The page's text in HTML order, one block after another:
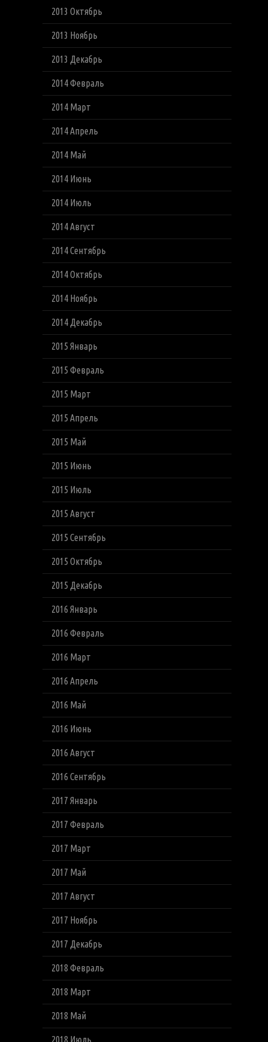
2013 Октябрь
2013 Ноябрь
2013 Декабрь
2014 Февраль
2014 Март
2014 Апрель
2014 Май
2014 Июнь
2014 Июль
2014 Август
2014 Сентябрь
2014 Октябрь
2014 Ноябрь
2014 Декабрь
2015 Январь
2015 Февраль
2015 Март
2015 Апрель
2015 Май
2015 Июнь
2015 Июль
2015 Август
2015 Сентябрь
2015 Октябрь
2015 Декабрь
2016 Январь
2016 Февраль
2016 Март
2016 Апрель
2016 Май
2016 Июнь
2016 Август
2016 Сентябрь
2017 Январь
2017 Февраль
2017 Март
2017 Май
2017 Август
2017 Ноябрь
2017 Декабрь
2018 Февраль
2018 Март
2018 Май
2018 Июль